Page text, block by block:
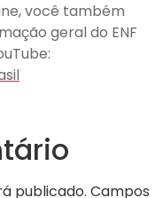
você também
geral do ENF
publicado. Campos